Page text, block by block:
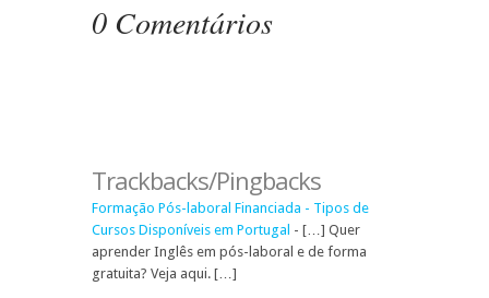
0 Comentários
Trackbacks/Pingbacks
Formação Pós-laboral Financiada - Tipos de
Cursos Disponíveis em Portugal - […] Quer
aprender Inglês em pós-laboral e de forma
gratuita? Veja aqui. […]